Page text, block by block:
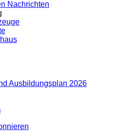
Nachrichten
Ausbildungsplan 2026